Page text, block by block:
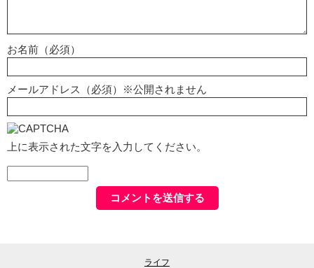
お名前（必須）
メールアドレス（必須）※公開されません
上に表示された文字を入力してください。
ライフ